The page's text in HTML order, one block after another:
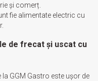
și comerț.
fie alimentate electric cu
de frecat și uscat cu
GGM Gastro este ușor de